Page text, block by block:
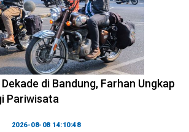
di Bandung, Farhan Ungkap
Pariwisata
2026-08-08 14:10:48